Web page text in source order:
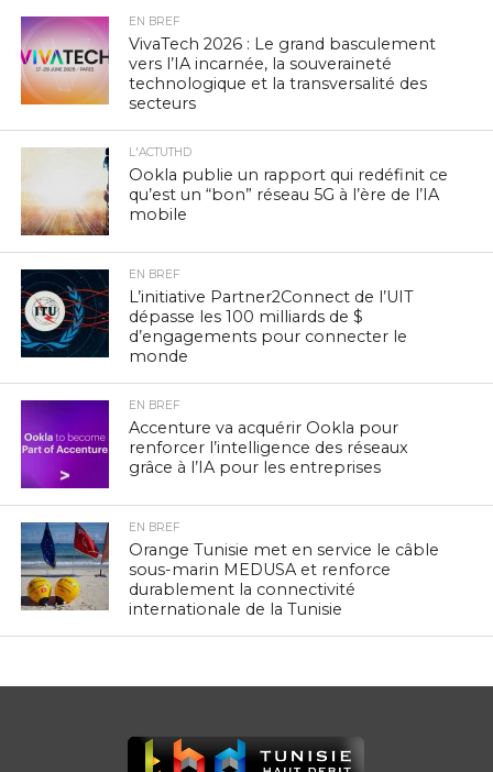
EN BREF
VivaTech 2026 : Le grand basculement
vers l’IA incarnée, la souveraineté
technologique et la transversalité des
secteurs
L'ACTUTHD
Ookla publie un rapport qui redéfinit ce
qu’est un “bon” réseau 5G à l’ère de l’IA
mobile
EN BREF
L’initiative Partner2Connect de l’UIT
dépasse les 100 milliards de $
d’engagements pour connecter le
monde
EN BREF
Accenture va acquérir Ookla pour
renforcer l’intelligence des réseaux
grâce à l’IA pour les entreprises
EN BREF
Orange Tunisie met en service le câble
sous-marin MEDUSA et renforce
durablement la connectivité
internationale de la Tunisie